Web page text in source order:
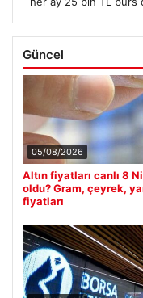
Güncel
05/08/2026
Altın fiyatları canlı 8
oldu? Gram, çeyrek,
fiyatları